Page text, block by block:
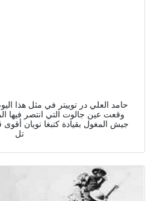
وقعت عين جالوت التي انتصر فيها
جيش المغول بقيادة كتبغا نويان
تل